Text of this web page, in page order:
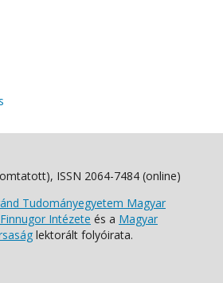
ISSN 2064-7484 (online)
Tudományegyetem Magyar
Intézete és a Magyar
lektorált folyóirata.